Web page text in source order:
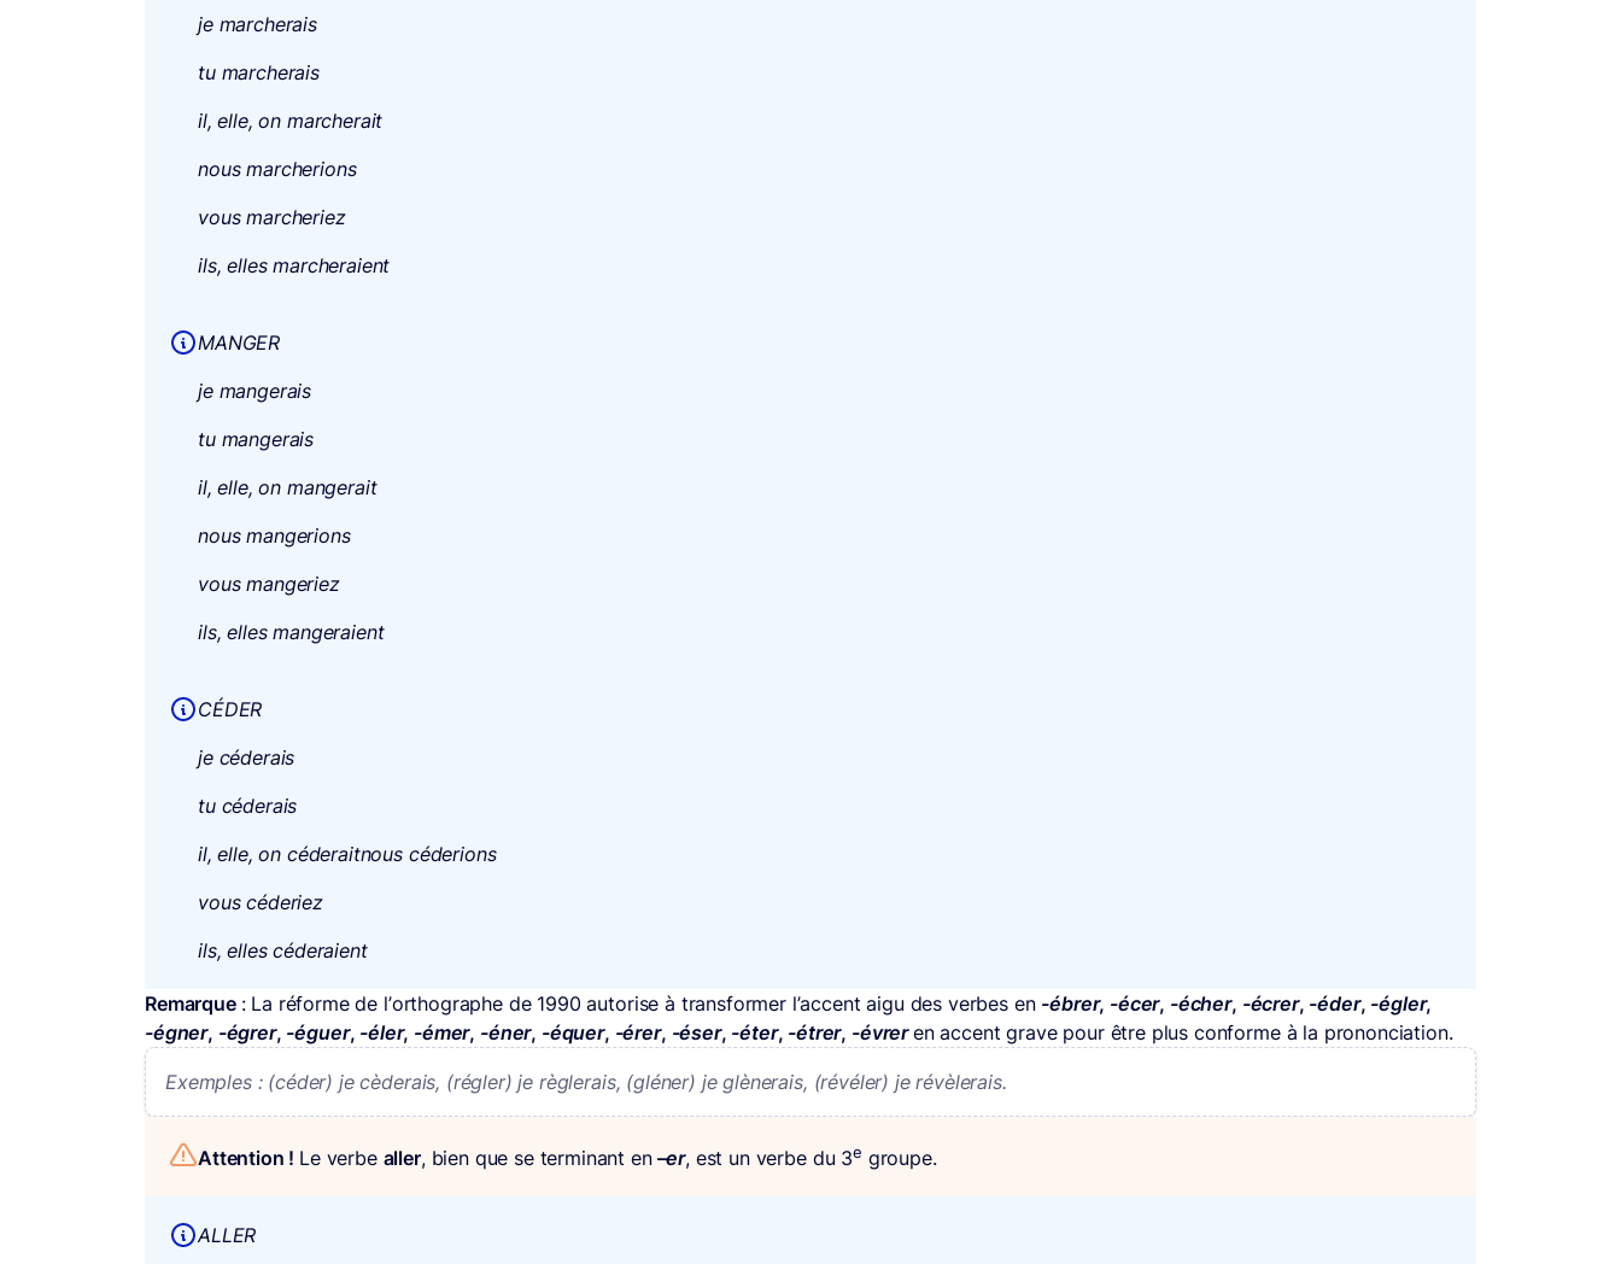
je marcherais
tu marcherais
il, elle, on marcherait
nous marcherions
vous marcheriez
ils, elles marcheraient
MANGER
je mangerais
tu mangerais
il, elle, on mangerait
nous mangerions
vous mangeriez
ils, elles mangeraient
CÉDER
je céderais
tu céderais
il, elle, on céderaitnous céderions
vous céderiez
ils, elles céderaient
Remarque : La réforme de l’orthographe de 1990 autorise à transformer l’accent aigu des verbes en -ébrer, -écer, -écher, -écrer, -éder, -égler,
-égner, -égrer, -éguer, -éler, -émer, -éner, -équer, -érer, -éser, -éter, -étrer, -évreren accent grave pour être plus conforme à la prononciation.
Exemples : (céder) je cèderais, (régler) je règlerais, (gléner) je glènerais, (révéler) je révèlerais.
Attention ! Le verbe aller, bien que se terminant en–er, est un verbe du 3e groupe.
ALLER